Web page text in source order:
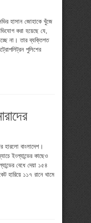
বিশেষজ্ঞ
পাওয়া
হাসান জোহাকে খুঁজে
করা হয়েছে যে,
না। তার ব্যক্তিগত
পুলিশের
হারলো বাংলাদেশ।
ইংল্যান্ডের কাছেও
বেধে দেয়া ১৫৪
হারিয়ে ১১৭ রানে থামে